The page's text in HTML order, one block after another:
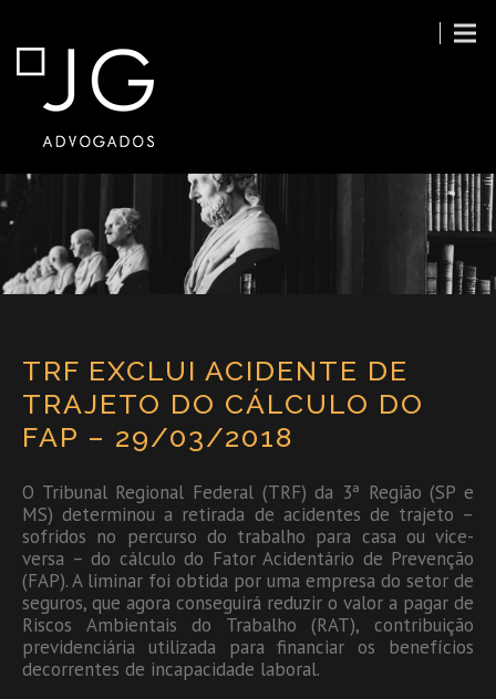
TRF EXCLUI ACIDENTE DE
TRAJETO DO CÁLCULO DO
FAP – 29/03/2018
O Tribunal Regional Federal (TRF) da 3ª Região (SP e
MS) determinou a retirada de acidentes de trajeto –
sofridos no percurso do trabalho para casa ou vice-
versa – do cálculo do Fator Acidentário de Prevenção
(FAP). A liminar foi obtida por uma empresa do setor de
seguros, que agora conseguirá reduzir o valor a pagar de
Riscos Ambientais do Trabalho (RAT), contribuição
previdenciária utilizada para financiar os benefícios
decorrentes de incapacidade laboral.